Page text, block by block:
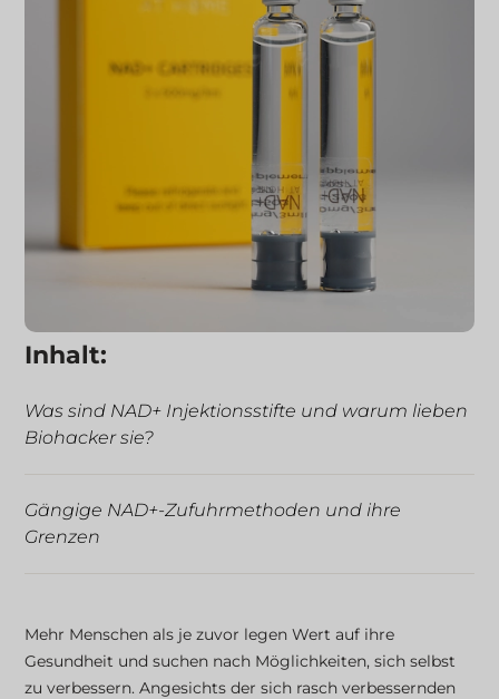
Mehr Menschen als je zuvor legen Wert auf ihre
Gesundheit und suchen nach Möglichkeiten, sich selbst
zu verbessern. Angesichts der sich rasch verbessernden
Inhalt:
Was sind NAD+ Injektionsstifte und warum lieben
Biohacker sie?
Gängige NAD+-Zufuhrmethoden und ihre
Grenzen
5 Vorteile der NAD+ Injektionsstifte